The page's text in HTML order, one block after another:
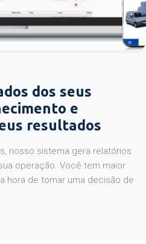
dos seus
e
resultados
nosso sistema gera relatórios
operação. Você tem maior
hora de tomar uma decisão de